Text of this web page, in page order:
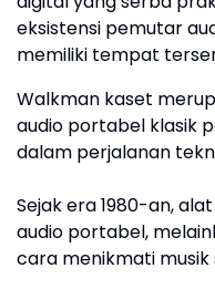
eksistensi pemutar
memiliki tempat
Walkman kaset
audio portabel klasik
dalam perjalanan
Sejak era 1980-an,
audio portabel,
cara menikmati